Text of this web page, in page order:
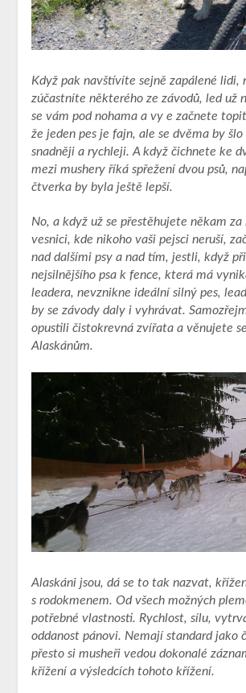
Když pak navštívíte sejně zapálené lidi,
zúčastníte některého ze závodů, led už
se vám pod nohama a vy e začnete
že jeden pes je fajn, ale se dvěma by šlo
snadněji a rychleji. A když čichnete ke
mezi mushery říká spřežení dvou psů,
čtverka by byla ještě lepší.
No, a když už se přestěhujete někam za
vesnici, kde nikoho vaši pejsci neruší,
nad dalšími psy a nad tím, jestli, když
nejsilnějšího psa k fence, která má
leadera, nevznikne ideální silný pes,
by se závody daly i vyhrávat.
opustili čistokrevná zvířata a věnujete
Alaskánům.
Alaskáni jsou, dá se to tak nazvat,
s rodokmenem. Od všech možných
potřebné vlastnosti. Rychlost, sílu,
oddanost pánovi. Nemají standard jako
přesto si musheři vedou dokonalé
křížení a výsledcích tohoto křížení.